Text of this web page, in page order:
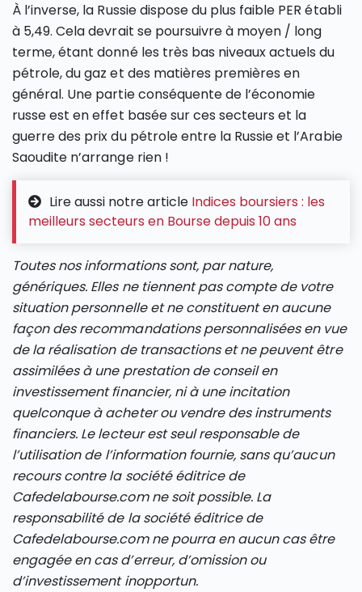
À l’inverse, la Russie dispose du plus faible PER établi
à 5,49. Cela devrait se poursuivre à moyen / long
terme, étant donné les très bas niveaux actuels du
pétrole, du gaz et des matières premières en
général. Une partie conséquente de l’économie
russe est en effet basée sur ces secteurs et la
guerre des prix du pétrole entre la Russie et l’Arabie
Saoudite n’arrange rien !
Lire aussi notre article Indices boursiers : les
meilleurs secteurs en Bourse depuis 10 ans
Toutes nos informations sont, par nature,
génériques. Elles ne tiennent pas compte de votre
situation personnelle et ne constituent en aucune
façon des recommandations personnalisées en vue
de la réalisation de transactions et ne peuvent être
assimilées à une prestation de conseil en
investissement financier, ni à une incitation
quelconque à acheter ou vendre des instruments
financiers. Le lecteur est seul responsable de
l’utilisation de l’information fournie, sans qu’aucun
recours contre la société éditrice de
Cafedelabourse.com ne soit possible. La
responsabilité de la société éditrice de
Cafedelabourse.com ne pourra en aucun cas être
engagée en cas d’erreur, d’omission ou
d’investissement inopportun.